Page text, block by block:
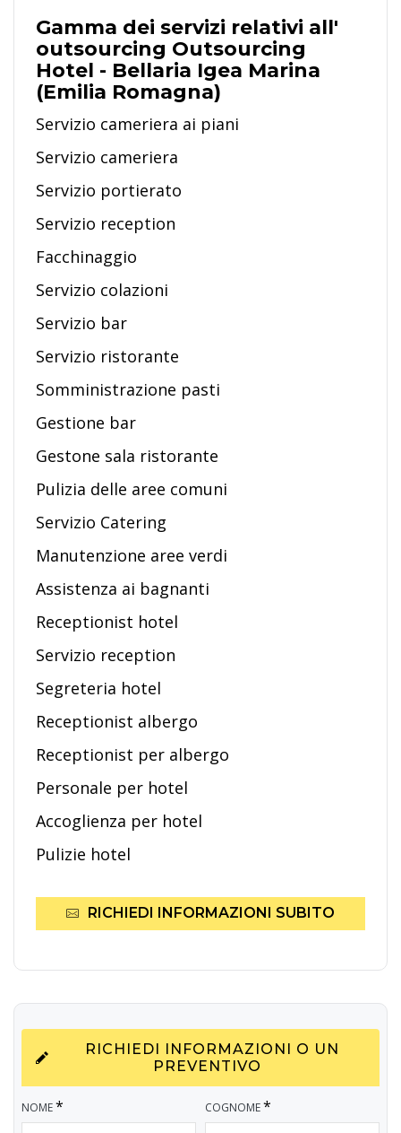
Gamma dei servizi relativi all'
outsourcing Outsourcing
Hotel - Bellaria Igea Marina
(Emilia Romagna)
Servizio cameriera ai piani
Servizio cameriera
Servizio portierato
Servizio reception
Facchinaggio
Servizio colazioni
Servizio bar
Servizio ristorante
Somministrazione pasti
Gestione bar
Gestone sala ristorante
Pulizia delle aree comuni
Servizio Catering
Manutenzione aree verdi
Assistenza ai bagnanti
Receptionist hotel
Servizio reception
Segreteria hotel
Receptionist albergo
Receptionist per albergo
Personale per hotel
Accoglienza per hotel
Pulizie hotel
RICHIEDI INFORMAZIONI SUBITO
RICHIEDI INFORMAZIONI O UN
PREVENTIVO
NOME* COGNOME*